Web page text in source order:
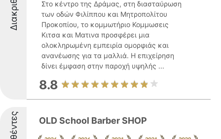
Στο κέντρο της Δράμας, στη διασταύρωση
των οδών Φιλίππου και Μητροπολίτου
Προκοπίου, το κομμωτήριο Κομμωσεις
Κιτσα και Ματινα προσφέρει μια
ολοκληρωμένη εμπειρία ομορφιάς και
ανανέωσης για τα μαλλιά. Η επιχείρηση
δίνει έμφαση στην παροχή υψηλής ...
8.8
OLD School Barber SHOP